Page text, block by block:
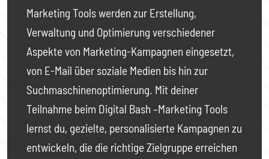
Marketing Tools werden zur Erstellung,
Verwaltung und Optimierung verschiedener
Aspekte von Marketing-Kampagnen eingesetzt,
von E-Mail über soziale Medien bis hin zur
Suchmaschinenoptimierung. Mit deiner
Teilnahme beim Digital Bash –Marketing Tools
lernst du, gezielte, personalisierte Kampagnen zu
entwickeln, die die richtige Zielgruppe erreichen